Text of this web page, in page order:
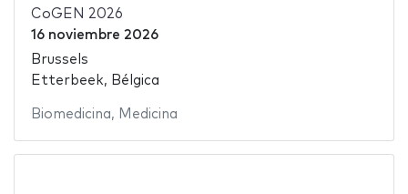
CoGEN 2026
16 noviembre 2026
Brussels
Etterbeek, Bélgica
Biomedicina, Medicina